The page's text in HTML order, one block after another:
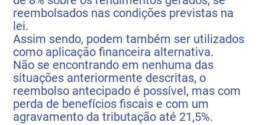
reembolsados nas condições previstas na
lei.
Assim sendo, podem também ser utilizados
como aplicação financeira alternativa.
Não se encontrando em nenhuma das
situações anteriormente descritas, o
reembolso antecipado é possível, mas com
perda de benefícios fiscais e com um
agravamento da tributação até 21,5%.